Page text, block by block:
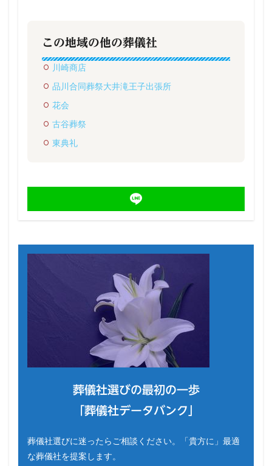
この地域の他の葬儀社
川崎商店
品川合同葬祭大井滝王子出張所
花会
古谷葬祭
東典礼
葬儀社選びの最初の一歩
「葬儀社データバンク」
葬儀社選びに迷ったらご相談ください。「貴方に」最適
な葬儀社を提案します。